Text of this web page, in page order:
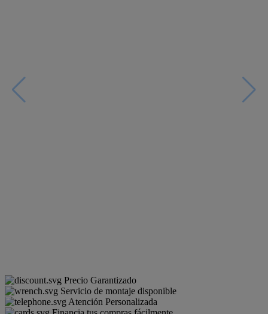
Precio Garantizado
Servicio de montaje disponible
Atención Personalizada